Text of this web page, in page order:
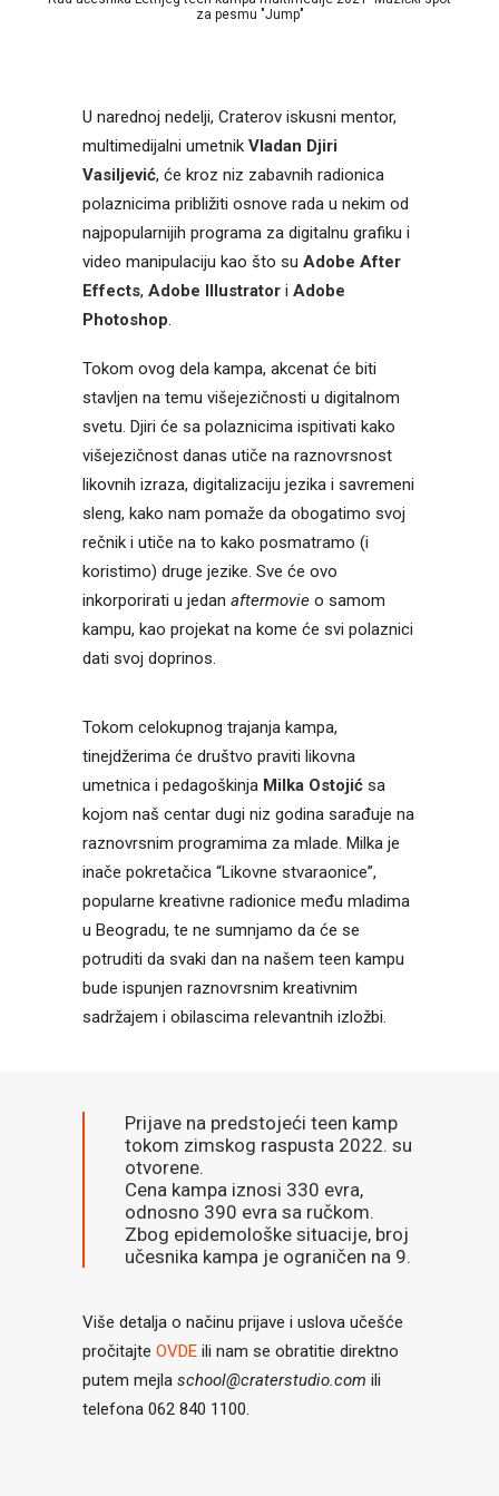
za pesmu "Jump"
U narednoj nedelji, Craterov iskusni mentor,
multimedijalni umetnik Vladan Djiri
Vasiljević, će kroz niz zabavnih radionica
polaznicima približiti osnove rada u nekim od
najpopularnijih programa za digitalnu grafiku i
video manipulaciju kao što su Adobe After
Effects, Adobe Illustratori Adobe
Photoshop.
Tokom ovog dela kampa, akcenat će biti
stavljen na temu višejezičnosti u digitalnom
svetu. Djiri će sa polaznicima ispitivati kako
višejezičnost danas utiče na raznovrsnost
likovnih izraza, digitalizaciju jezika i savremeni
sleng, kako nam pomaže da obogatimo svoj
rečnik i utiče na to kako posmatramo (i
koristimo) druge jezike. Sve će ovo
inkorporirati u jedan aftermovie o samom
kampu, kao projekat na kome će svi polaznici
dati svoj doprinos.
Tokom celokupnog trajanja kampa,
tinejdžerima će društvo praviti likovna
umetnica i pedagoškinja Milka Ostojić sa
kojom naš centar dugi niz godina sarađuje na
raznovrsnim programima za mlade. Milka je
inače pokretačica “Likovne stvaraonice”,
popularne kreativne radionice među mladima
u Beogradu, te ne sumnjamo da će se
potruditi da svaki dan na našem teen kampu
bude ispunjen raznovrsnim kreativnim
sadržajem i obilascima relevantnih izložbi.
Prijave na predstojeći teen kamp
tokom zimskog raspusta 2022. su
otvorene.
Cena kampa iznosi 330 evra,
odnosno 390 evra sa ručkom.
Zbog epidemološke situacije, broj
učesnika kampa je ograničen na 9.
Više detalja o načinu prijave i uslova učešće
pročitajte OVDEili nam se obratitie direktno
putem mejla school@craterstudio.com ili
telefona 062 840 1100.